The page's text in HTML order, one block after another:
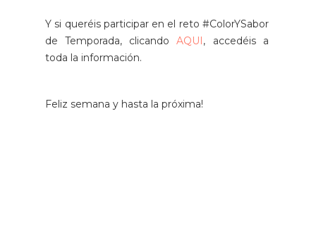
Y si queréis participar en el reto #ColorYSabor
de Temporada, clicandoAQUI, accedéis a
toda la información.
Feliz semana y hasta la próxima!